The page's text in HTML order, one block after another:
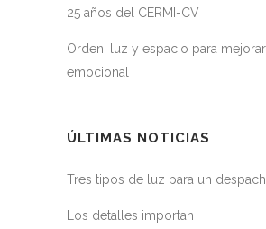
25 años del CERMI-CV
Orden, luz y espacio para
emocional
ÚLTIMAS NOTICIAS
Tres tipos de luz para un
Los detalles importan